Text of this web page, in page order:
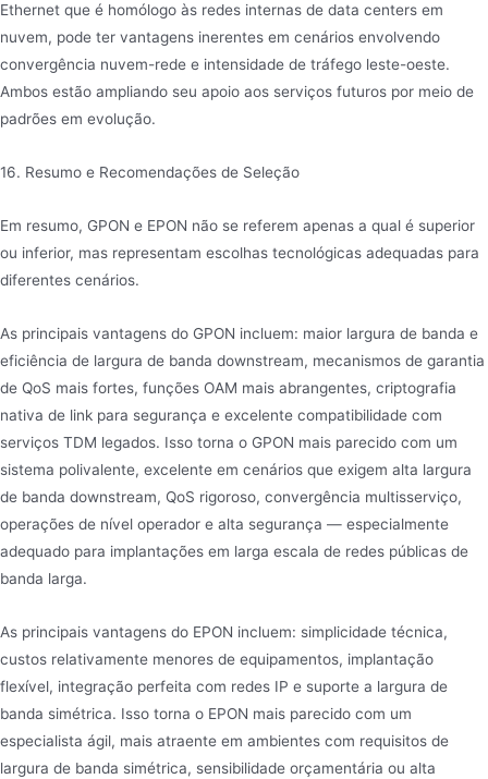
Ethernet que é homólogo às redes internas de data centers em
nuvem, pode ter vantagens inerentes em cenários envolvendo
convergência nuvem-rede e intensidade de tráfego leste-oeste.
Ambos estão ampliando seu apoio aos serviços futuros por meio de
padrões em evolução.
16. Resumo e Recomendações de Seleção
Em resumo, GPON e EPON não se referem apenas a qual é superior
ou inferior, mas representam escolhas tecnológicas adequadas para
diferentes cenários.
As principais vantagens do GPON incluem: maior largura de banda e
eficiência de largura de banda downstream, mecanismos de garantia
de QoS mais fortes, funções OAM mais abrangentes, criptografia
nativa de link para segurança e excelente compatibilidade com
serviços TDM legados. Isso torna o GPON mais parecido com um
sistema polivalente, excelente em cenários que exigem alta largura
de banda downstream, QoS rigoroso, convergência multisserviço,
operações de nível operador e alta segurança — especialmente
adequado para implantações em larga escala de redes públicas de
banda larga.
As principais vantagens do EPON incluem: simplicidade técnica,
custos relativamente menores de equipamentos, implantação
flexível, integração perfeita com redes IP e suporte a largura de
banda simétrica. Isso torna o EPON mais parecido com um
especialista ágil, mais atraente em ambientes com requisitos de
largura de banda simétrica, sensibilidade orçamentária ou alta